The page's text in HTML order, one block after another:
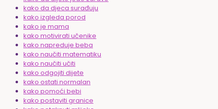
kako da djeca surađuju
kako izgleda porod
kako je mama
kako motivirati učenike
kako napreduje beba
kako naučiti matematiku
kako naučiti učiti
kako odgojiti dijete
kako ostati normalan
kako pomoći bebi
kako postaviti granice